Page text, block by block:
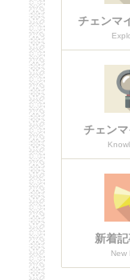
チェンマ
チェン
新着
New